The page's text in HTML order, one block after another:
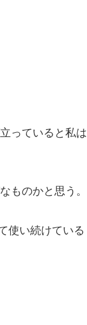
っていると私は
ものかと思う。
使い続けている